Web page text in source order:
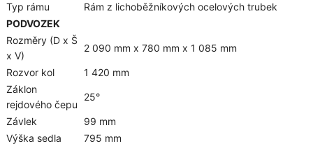
Typ rámu
Rám z lichoběžníkových ocelových trubek
PODVOZEK
Rozměry (D x Š
x V)
2 090 mm x 780 mm x 1 085 mm
Rozvor kol
1 420 mm
Záklon
rejdového čepu
25°
Závlek
99 mm
Výška sedla
795 mm